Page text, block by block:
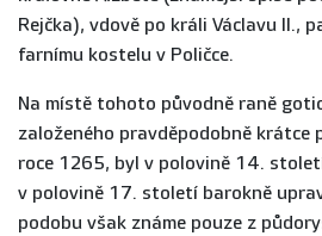
Rejčka), vdově po králi Václavu II.,
farnímu kostelu v Poličce.
Na místě tohoto původně raně
založeného pravděpodobně krátce
roce 1265, byl v polovině 14.
v polovině 17. století barokně
podobu však známe pouze z